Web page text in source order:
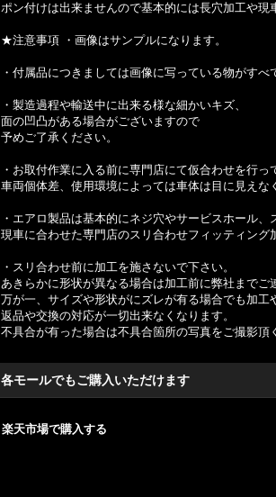
ポン付けは出来ませんので基本的には長穴加工や現
★注意事項 ・画像はサンプルになります。
・付属品につきましては画像に写っている物がすべ
・製造過程や輸送中に出来る様な細かいキズ、
面の凹凸がある場合がございますので
予めご了承ください。
・お取付作業に入る前に専門店にて仮合わせを行っ
車両個体差、使用環境によっては車体は目に見えな
・エアロ製品は基本的にネジ穴やサービスホール
現車に合わせた専門店のスリ合わせフィッティング
・スリ合わせ前に加工を施さないで下さい。
あきらかに形状が異なる場合は加工前に弊社までご
万が一、サイズや形状がにズレが有る場合でも加工
返品や交換の対応が一切出来なくなります。
不具合が有った場合は不具合箇所の写真をご撮影頂
各モールでもご購入いただけます
楽天市場で購入する